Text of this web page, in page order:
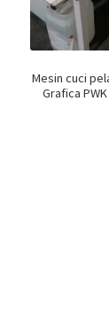
Mesin cuci
Grafica